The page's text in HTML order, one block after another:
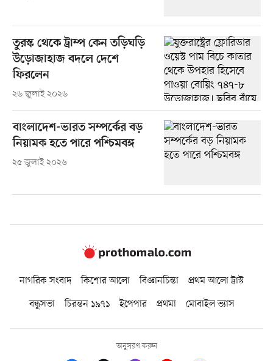
তুরস্ক থেকে ট্রাম্প কেন তড়িঘড়ি
উড়োজাহাজ বদলে দেশে
ফিরলেন
২৬ জুলাই ২০২৬
বাংলাদেশ-ভারত সম্পর্কের বড়
নিয়ামক হতে পারে পশ্চিমবঙ্গ
২৫ জুলাই ২০২৬
নাগরিক সংবাদ কিশোর আলো বিজ্ঞানচিন্তা
প্রথম আলো ট্রাস্ট
বন্ধুসভা
চিরন্তন ১৯৭১ ইপেপার প্রথমা মোবাইল ভ্যাস
অনুসরণ করুন